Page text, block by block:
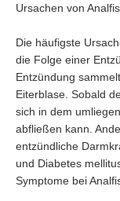
Ursachen von
Die häufigste
die Folge einer
Entzündung
Eiterblase. Sobald
sich in dem
abfließen kann.
entzündliche
und Diabetes
Symptome bei